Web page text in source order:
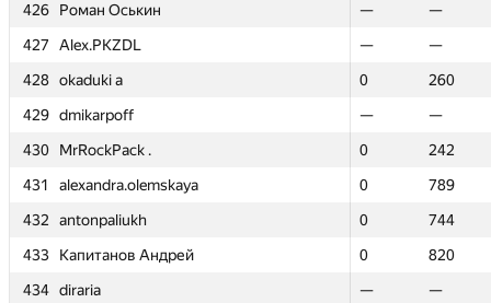
426
Роман Оськин —
—
427
Alex.PKZDL —
—
428 okaduki a 0
260
429 dmikarpoff —
—
430
MrRockPack . 0
242
431
alexandra.olemskaya 0
789
432
antonpaliukh 0
744
433
Капитанов Андрей 0
820
434 diraria —
—
426
Роман Оськин —
—
427
Alex.PKZDL —
—
428 okaduki a 0
260
429 dmikarpoff —
—
430
MrRockPack . 0
242
431
alexandra.olemskaya 0
789
432
antonpaliukh 0
744
433
Капитанов Андрей 0
820
434 diraria —
—